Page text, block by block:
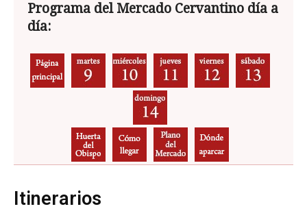
Programa del Mercado Cervantino día a
día:
Itinerarios